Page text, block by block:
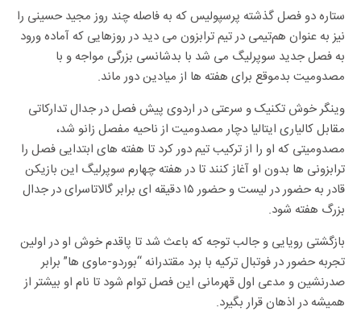
ستاره دو فصل گذشته پرسپولیس که به فاصله چند روز مجید حسینی را
نیز به عنوان هم‌تیمی در تیم ترابزون می دید در روزهایی که آماده ورود
به فصل جدید سوپرلیگ می شد با بدشانسی بزرگی مواجه و با
مصدومیت بدموقع برای هفته ها از میادین دور ماند.
وینگر خوش تکنیک و سرعتی در اردوی پیش فصل در جدال تدارکاتی
مقابل کالیاری ایتالیا دچار مصدومیت از ناحیه مفصل زانو شد،
مصدومیتی که او را از ترکیب تیم دور کرد تا هفته های ابتدایی فصل را
ترابزونی ها بدون او آغاز کنند تا در هفته چهارم سوپرلیگ این بازیکن
قادر به حضور در لیست و حضور ۱۵ دقیقه ای برابر گالاتاسرای در جدال
بزرگ هفته شود.
بازگشتی رویایی و جالب توجه که باعث شد تا پاقدم خوش او در اولین
تجربه حضور در فوتبال ترکیه با برد مقتدرانه “بوردو-ماوی ها” برابر
صدرنشین و مدعی اول قهرمانی این فصل توام شود تا نام او بیشتر از
همیشه در اذهان قرار بگیرد.